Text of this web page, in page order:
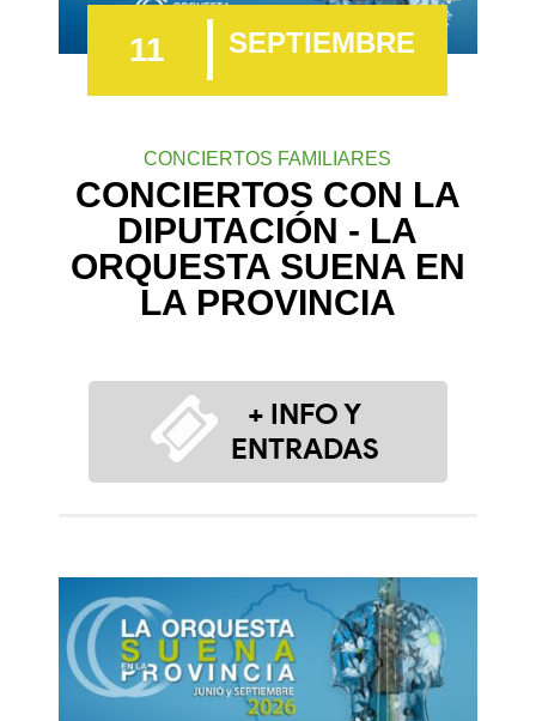
11 SEPTIEMBRE
CONCIERTOS FAMILIARES
CONCIERTOS CON LA
DIPUTACIÓN - LA
ORQUESTA SUENA EN
LA PROVINCIA
+ INFO Y
ENTRADAS